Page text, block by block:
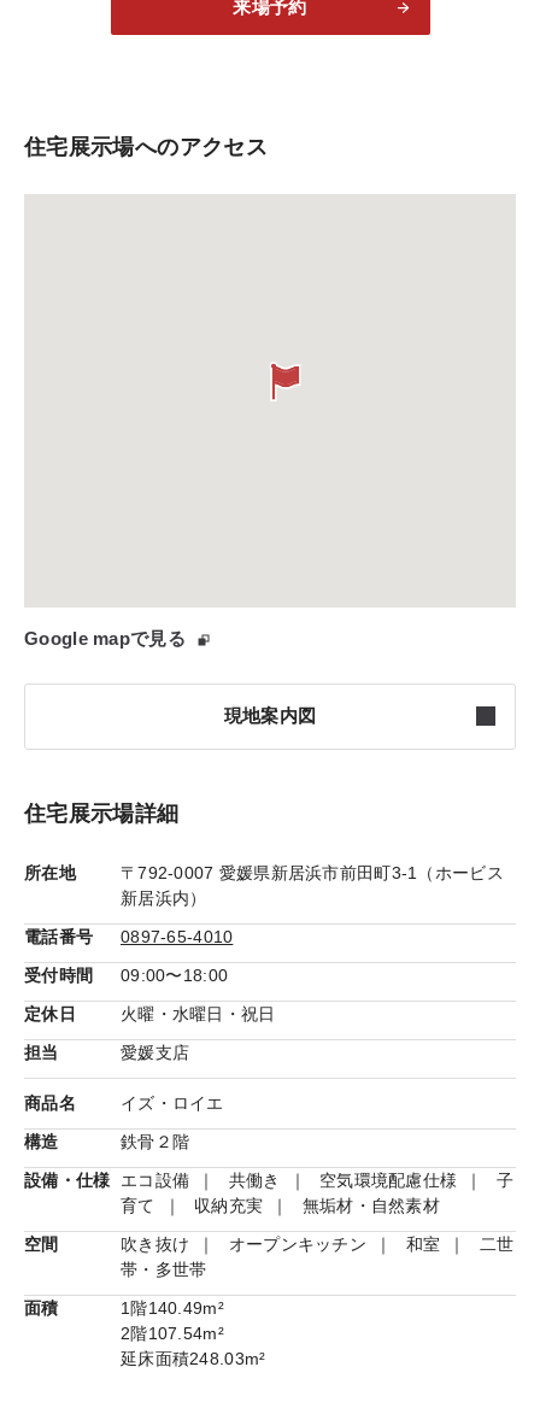
来場予約
住宅展示場へのアクセス
Google mapで見る
現地案内図
住宅展示場詳細
所在地
〒792-0007 愛媛県新居浜市前田町3-1（ホービス
新居浜内）
電話番号
0897-65-4010
受付時間
09:00〜18:00
定休日
火曜・水曜日・祝日
担当
愛媛支店
商品名
イズ・ロイエ
構造
鉄骨２階
設備・仕様
エコ設備 共働き 空気環境配慮仕様
子
育て
収納充実
無垢材・自然素材
空間
吹き抜け オープンキッチン 和室
二世
帯・多世帯
面積
1階140.49m²
2階107.54m²
延床面積248.03m²